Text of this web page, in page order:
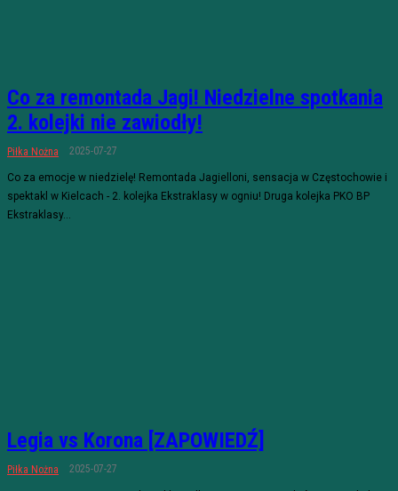
Co za remontada Jagi! Niedzielne spotkania
2. kolejki nie zawiodły!
Piłka Nożna 2025-07-27
Co za emocje w niedzielę! Remontada Jagielloni, sensacja w Częstochowie i
spektakl w Kielcach - 2. kolejka Ekstraklasy w ogniu! Druga kolejka PKO BP
Ekstraklasy...
Legia vs Korona [ZAPOWIEDŹ]
Piłka Nożna 2025-07-27